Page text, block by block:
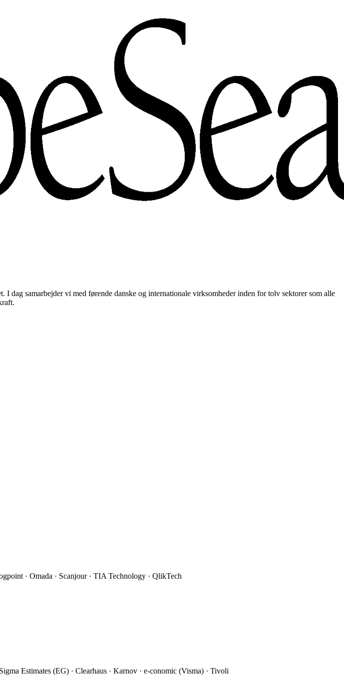
samarbejder vi med førende danske og internationale virksomheder inden for tolv sektorer som alle
· Omada · Scanjour · TIA Technology · QlikTech
Estimates (EG) · Clearhaus · Karnov · e-conomic (Visma) · Tivoli